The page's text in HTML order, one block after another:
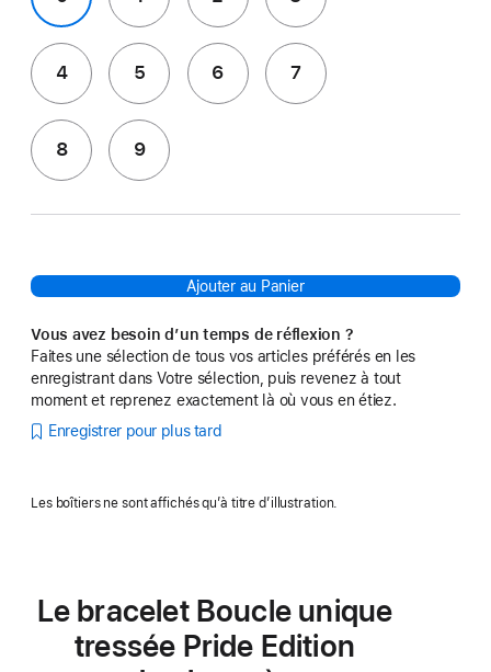
4 5 6 7
8 9
Ajouter au Panier
Vous avez besoin d’un temps de réflexion ?
Faites une sélection de tous vos articles préférés en les
enregistrant dans Votre sélection, puis revenez à tout
moment et reprenez exactement là où vous en étiez.
Enregistrer pour plus tard
Les boîtiers ne sont affichés qu’à titre d’illustration.
Le bracelet Boucle unique
tressée Pride Edition